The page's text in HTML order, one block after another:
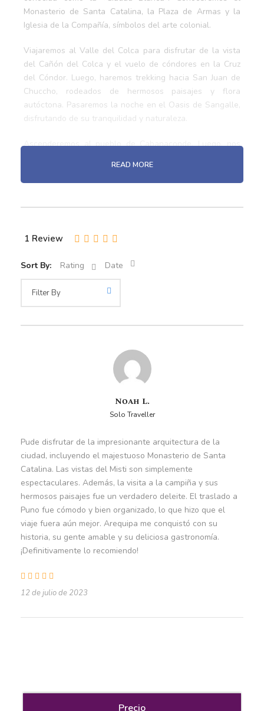
Precio
Monasterio de Santa Catalina, la Plaza de Armas y la
Iglesia de la Compañía, símbolos del arte colonial.
Viajaremos al Valle del Colca para disfrutar de la vista
del Cañón del Colca y el vuelo de cóndores en la Cruz
del Cóndor. Luego, haremos trekking hacia San Juan de
Chuccho, rodeados de hermosos paisajes y flora
autóctona. Pasaremos la noche en el Oasis de Sangalle,
disfrutando de su tranquilidad y naturaleza.
Ascenderemos al pueblo de Cabanaconde. Luego, nos
antes de partir hacia Puno. Durante el trayecto, haremos
paradas en miradores para observar volcanes, paisajes
Partida
Hotel Arequipa
El precio incluye
Recojo del Aeropuerto/Hotel
Transporte Turístico
Entrada a Monasterio Santa Catalina
Entrada a Cúpula San Ignacio de Loyola
Traslado de Chivay a Puno
Guía Oficial de Turismo
1 noche de Bungalos (oasis de Sangalle)
Alimentación dentro del cañon
2 desayunos
READ MORE
1 Review
Sort By: Rating Date
Noah L.
Solo Traveller
Pude disfrutar de la impresionante arquitectura de la
ciudad, incluyendo el majestuoso Monasterio de Santa
Catalina. Las vistas del Misti son simplemente
espectaculares. Además, la visita a la campiña y sus
hermosos paisajes fue un verdadero deleite. El traslado a
Puno fue cómodo y bien organizado, lo que hizo que el
viaje fuera aún mejor. Arequipa me conquistó con su
historia, su gente amable y su deliciosa gastronomía.
¡Definitivamente lo recomiendo!
12 de julio de 2023